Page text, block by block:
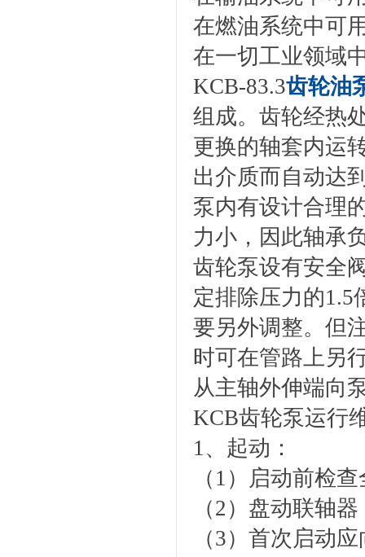
在燃油系统中可
在一切工业领域
KCB-83.3齿轮油
组成。齿轮经热
更换的轴套内运
出介质而自动达
泵内有设计合理
力小，因此轴承
齿轮泵设有安全
定排除压力的1.5
要另外调整。但
时可在管路上另
从主轴外伸端向
KCB齿轮泵运行
1、起动：
（1）启动前检
（2）盘动联轴
（3）首次启动